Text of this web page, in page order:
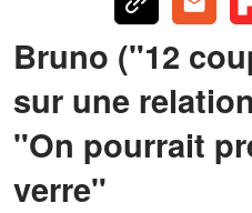
Bruno ("12
sur une
"On pourrait
verre"